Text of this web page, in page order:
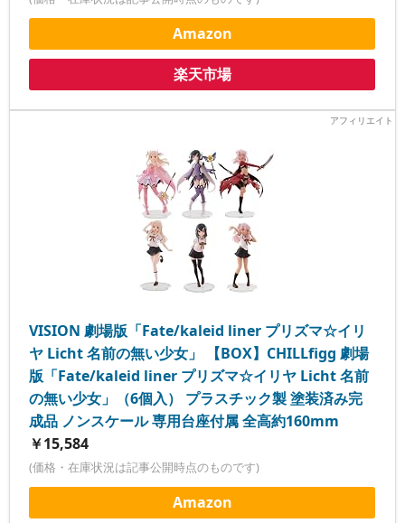
Amazon
楽天市場
VISION 劇場版「Fate/kaleid liner プリズマ☆イリ
ヤ Licht 名前の無い少女」 【BOX】CHILLfigg 劇場
版「Fate/kaleid liner プリズマ☆イリヤ Licht 名前
の無い少女」（6個入） プラスチック製 塗装済み完
成品 ノンスケール 専用台座付属 全高約160mm
￥15,584
(価格・在庫状況は記事公開時点のものです)
Amazon